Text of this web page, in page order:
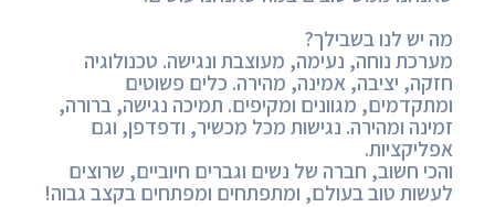
מה יש לנו בשבילך?
מערכת נוחה, נעימה, מעוצבת ונגישה. טכנולוגיה
חזקה, יציבה, אמינה, מהירה. כלים פשוטים
ומתקדמים, מגוונים ומקיפים. תמיכה נגישה, ברורה,
זמינה ומהירה. נגישות מכל מכשיר, ודפדפן, וגם
אפליקציות.
והכי חשוב, חברה של נשים וגברים חיוביים, שרוצים
לעשות טוב בעולם, ומתפתחים ומפתחים בקצב גבוה!